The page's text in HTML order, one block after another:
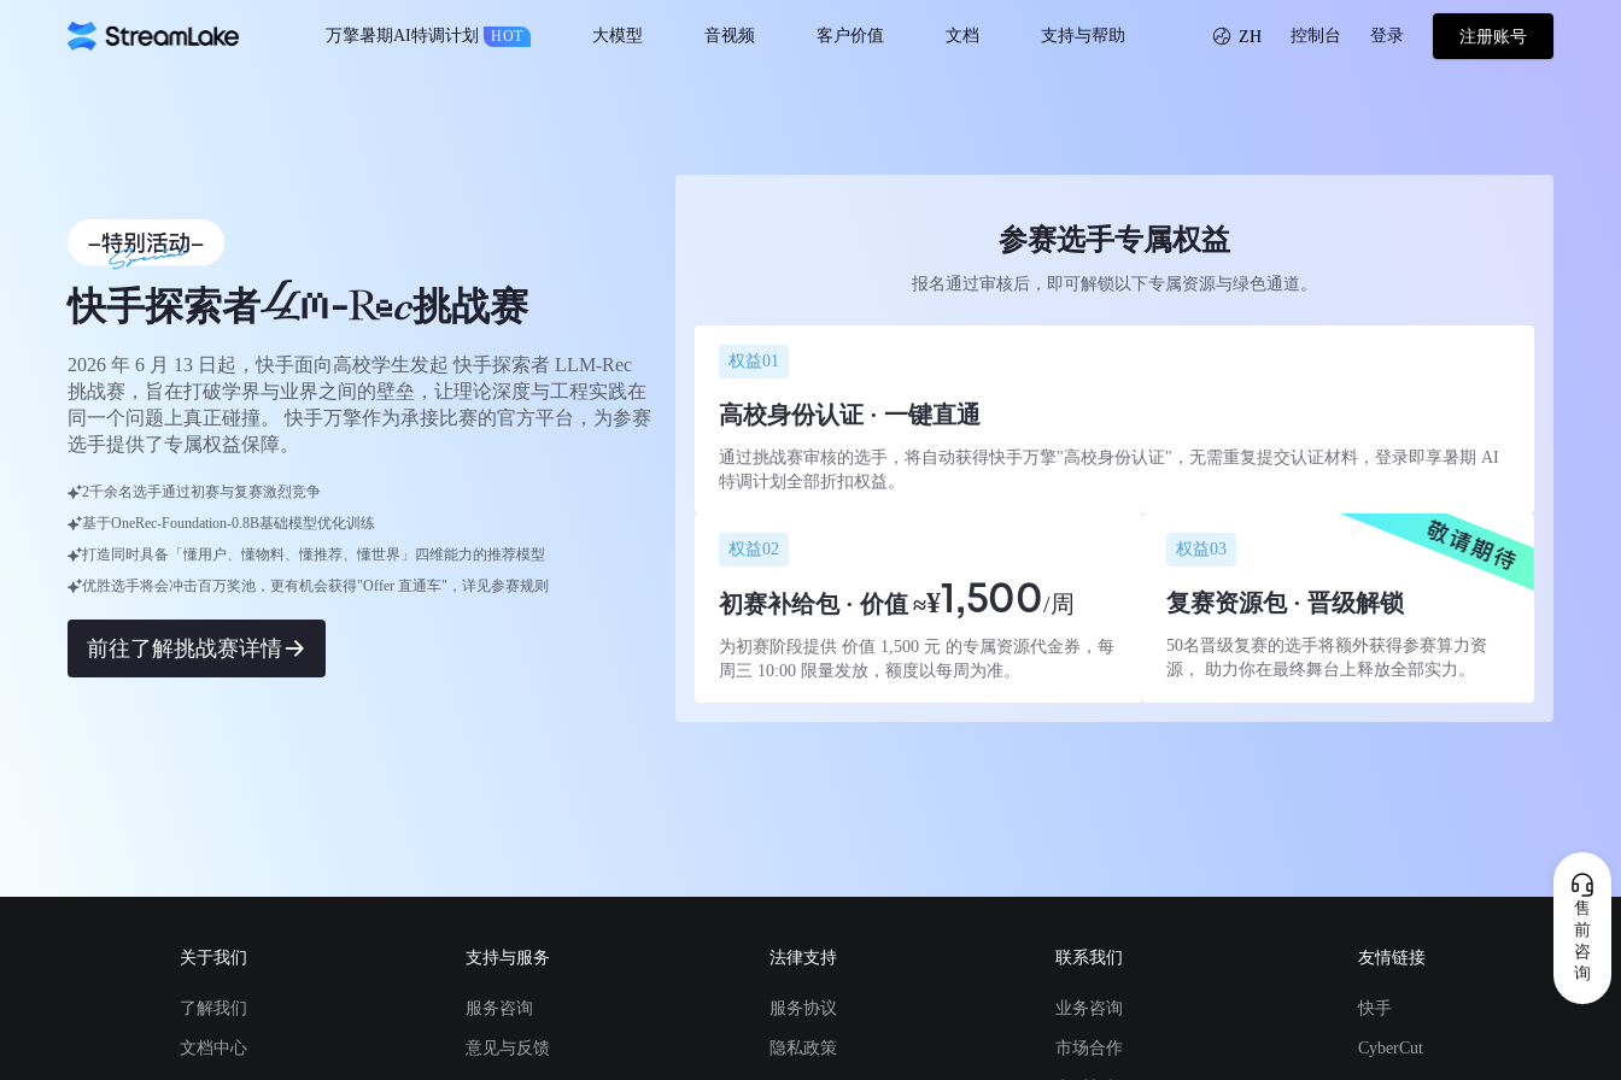
万擎暑期AI特调计划 HOT 大模型 音视频 客户价值 文档 支持与帮助 ZH 控制台 登录 注册账号
售
前
咨
询
快手探索者 挑战赛
2026 年 6 月 13 日起，快手面向高校学生发起 快手探索者 LLM-Rec
挑战赛，旨在打破学界与业界之间的壁垒，让理论深度与工程实践在
同一个问题上真正碰撞。 快手万擎作为承接比赛的官方平台，为参赛
选手提供了专属权益保障。
2千余名选手通过初赛与复赛激烈竞争
基于OneRec-Foundation-0.8B基础模型优化训练
打造同时具备「懂用户、懂物料、懂推荐、懂世界」四维能力的推荐模型
优胜选手将会冲击百万奖池，更有机会获得"Offer 直通车"，详见参赛规则
前往了解挑战赛详情
参赛选手专属权益
报名通过审核后，即可解锁以下专属资源与绿色通道。
权益01
高校身份认证 · 一键直通
通过挑战赛审核的选手，将自动获得快手万擎"高校身份认证"，无需重复提交认证材料，登录即享暑期 AI
特调计划全部折扣权益。
权益02
初赛补给包 · 价值≈¥ 1,500/周
为初赛阶段提供 价值 1,500 元 的专属资源代金券，每
周三 10:00 限量发放，额度以每周为准。
权益03
复赛资源包 · 晋级解锁
50名晋级复赛的选手将额外获得参赛算力资
源， 助力你在最终舞台上释放全部实力。
关于我们
了解我们
文档中心
支持与服务
服务咨询
意见与反馈
法律支持
服务协议
隐私政策
联系我们
业务咨询
市场合作
友情链接
快手
CyberCut